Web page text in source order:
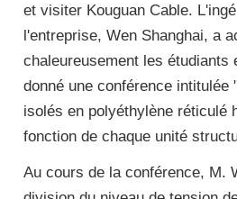
et visiter Kouguan Cable.
l'entreprise, Wen Shanghai, a
chaleureusement les étudiants
donné une conférence intitulée
isolés en polyéthylène réticulé
fonction de chaque unité
Au cours de la conférence, M.